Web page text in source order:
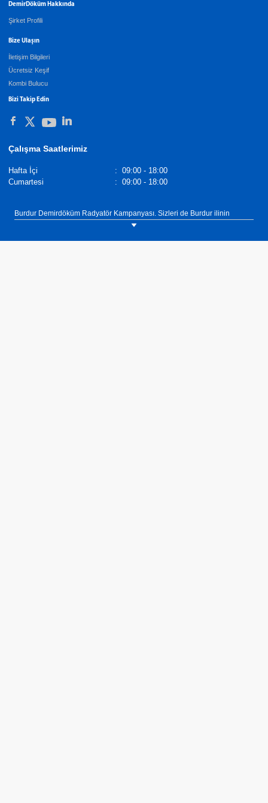
DemirDöküm Hakkında
Şirket Profili
Bize Ulaşın
İletişim Bilgileri
Ücretsiz Keşif
Kombi Bulucu
Bizi Takip Edin
Çalışma Saatlerimiz
Hafta İçi : 09:00 - 18:00
Cumartesi
: 09:00 - 18:00
Burdur Demirdöküm Radyatör Kampanyası. Sizleri de Burdur ilinin
Merkez ilçesinde bulunan DemirDöküm Bayi Burdur Gaz